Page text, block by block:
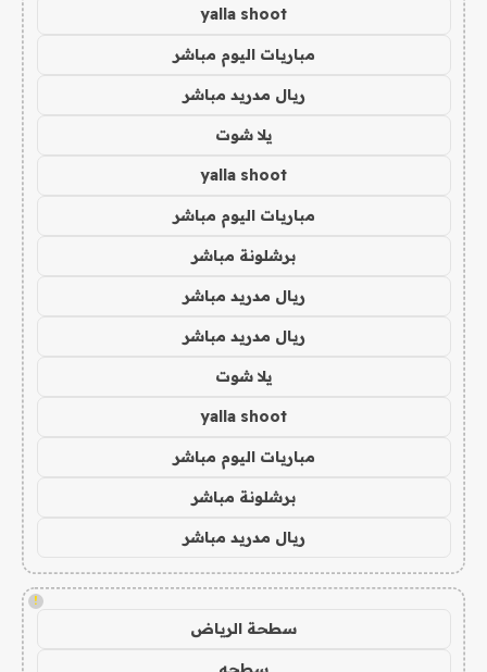
yalla shoot
مباريات اليوم مباشر
ريال مدريد مباشر
يلا شوت
yalla shoot
مباريات اليوم مباشر
برشلونة مباشر
ريال مدريد مباشر
ريال مدريد مباشر
يلا شوت
yalla shoot
مباريات اليوم مباشر
برشلونة مباشر
ريال مدريد مباشر
!
سطحة الرياض